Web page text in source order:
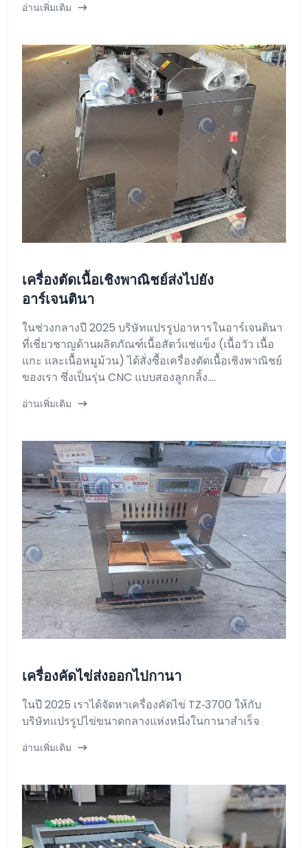
อ่านเพิ่มเติม
เครื่องตัดเนื้อเชิงพาณิชย์ส่งไปยัง
อาร์เจนตินา
ในช่วงกลางปี ​​2025 บริษัทแปรรูปอาหารในอาร์เจนตินา
ที่เชี่ยวชาญด้านผลิตภัณฑ์เนื้อสัตว์แช่แข็ง (เนื้อวัว เนื้อ
แกะ และเนื้อหมูม้วน) ได้สั่งซื้อเครื่องตัดเนื้อเชิงพาณิชย์
ของเรา ซึ่งเป็นรุ่น CNC แบบสองลูกกลิ้ง....
อ่านเพิ่มเติม
เครื่องคัดไข่ส่งออกไปกานา
ในปี 2025 เราได้จัดหาเครื่องคัดไข่ TZ‑3700 ให้กับ
บริษัทแปรรูปไข่ขนาดกลางแห่งหนึ่งในกานาสำเร็จ
อ่านเพิ่มเติม